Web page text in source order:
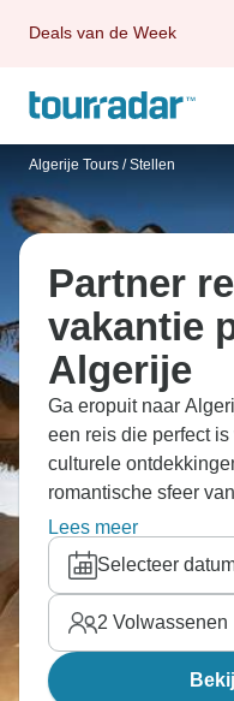
Deals van de Week
Algerije Tours / Stellen
Partner
vakantie
Algerije
Ga eropuit naar
een reis die perfect
culturele
romantische sfeer
reizen brengen je
de charme van
Vind de tour naar
tweetjes, reis samen
dichtbij. Onze
doorzocht en hebben
avontuurlijke vakanties
Lees meer
Selecteer
2 Volwassenen